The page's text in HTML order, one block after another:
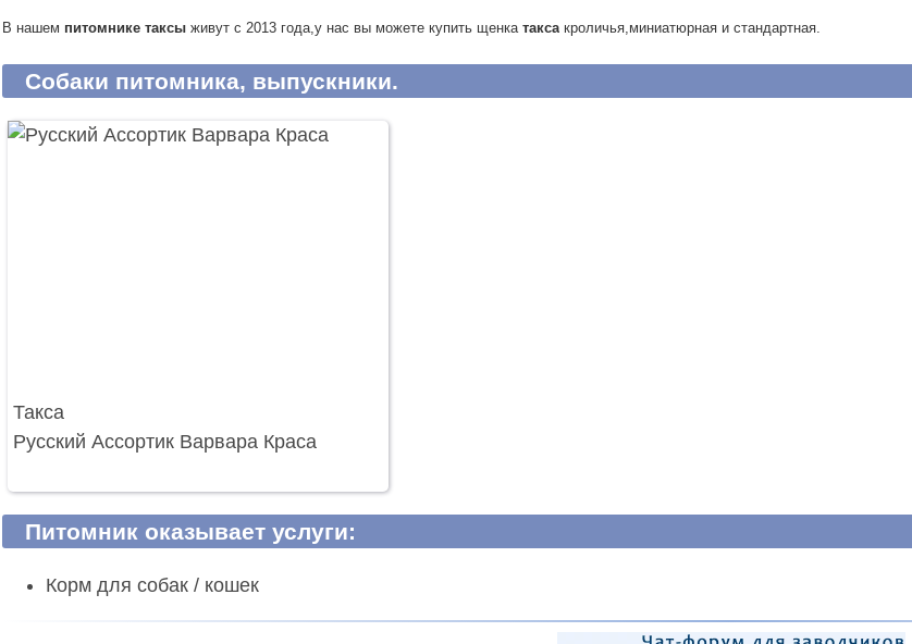
В нашем питомнике таксы живут с 2013 года,у нас вы можете купить щенка такса кроличья,миниатюрная и стандартная.
Собаки питомника, выпускники.
Такса
Русский Ассортик Варвара Краса
Питомник оказывает услуги:
Корм для собак / кошек